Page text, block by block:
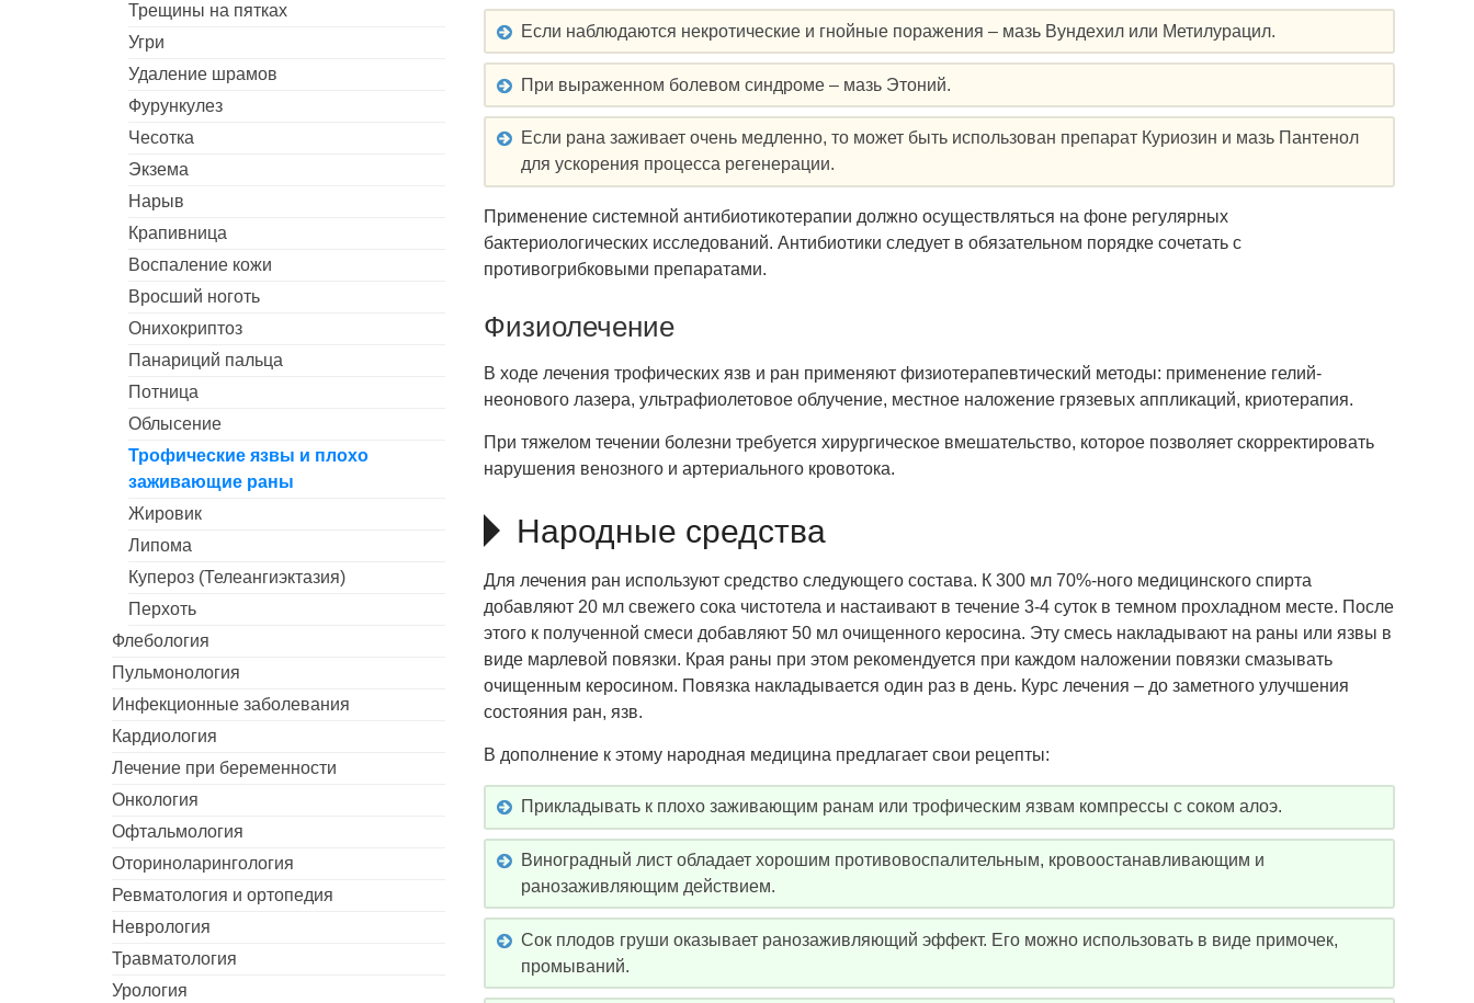
Если наблюдаются некротические и гнойные поражения – мазь Вундехил или Метилурацил.
При выраженном болевом синдроме – мазь Этоний.
Если рана заживает очень медленно, то может быть использован препарат Куриозин и мазь Пантенол
для ускорения процесса регенерации.
Применение системной антибиотикотерапии должно осуществляться на фоне регулярных
бактериологических исследований. Антибиотики следует в обязательном порядке сочетать с
противогрибковыми препаратами.
Физиолечение
В ходе лечения трофических язв и ран применяют физиотерапевтический методы: применение гелий-
неонового лазера, ультрафиолетовое облучение, местное наложение грязевых аппликаций, криотерапия.
При тяжелом течении болезни требуется хирургическое вмешательство, которое позволяет скорректировать
нарушения венозного и артериального кровотока.
Народные средства
Для лечения ран используют средство следующего состава. К 300 мл 70%-ного медицинского спирта
добавляют 20 мл свежего сока чистотела и настаивают в течение 3-4 суток в темном прохладном месте. После
этого к полученной смеси добавляют 50 мл очищенного керосина. Эту смесь накладывают на раны или язвы в
виде марлевой повязки. Края раны при этом рекомендуется при каждом наложении повязки смазывать
очищенным керосином. Повязка накладывается один раз в день. Курс лечения – до заметного улучшения
состояния ран, язв.
В дополнение к этому народная медицина предлагает свои рецепты:
Прикладывать к плохо заживающим ранам или трофическим язвам компрессы с соком алоэ.
Виноградный лист обладает хорошим противовоспалительным, кровоостанавливающим и
ранозаживляющим действием.
Сок плодов груши оказывает ранозаживляющий эффект. Его можно использовать в виде примочек,
промываний.
Трещины на пятках
Угри
Удаление шрамов
Фурункулез
Чесотка
Экзема
Нарыв
Крапивница
Воспаление кожи
Вросший ноготь
Онихокриптоз
Панариций пальца
Потница
Облысение
Трофические язвы и плохо
заживающие раны
Жировик
Липома
Купероз (Телеангиэктазия)
Перхоть
Флебология
Пульмонология
Инфекционные заболевания
Кардиология
Лечение при беременности
Онкология
Офтальмология
Оториноларингология
Ревматология и ортопедия
Неврология
Травматология
Урология